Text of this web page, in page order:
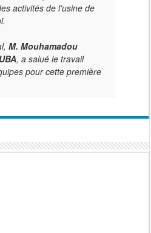
activités de l'usine de
M. Mouhamadou
, a salué le travail
pour cette première